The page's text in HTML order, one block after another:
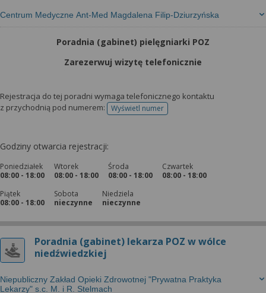
Centrum Medyczne Ant-Med Magdalena Filip-Dziurzyńska
Poradnia (gabinet) pielęgniarki POZ
Zarezerwuj wizytę telefonicznie
Rejestracja do tej poradni wymaga telefonicznego kontaktu
z przychodnią pod numerem:
Wyświetl numertelefonu do rejestracji
Godziny otwarcia rejestracji:
Poniedziałek
08:00 - 18:00
Wtorek
08:00 - 18:00
Środa
08:00 - 18:00
Czwartek
08:00 - 18:00
Piątek
08:00 - 18:00
Sobota
nieczynne
Niedziela
nieczynne
Poradnia (gabinet) lekarza POZ w wólce
niedźwiedzkiej
Niepubliczny Zakład Opieki Zdrowotnej "Prywatna Praktyka
Lekarzy" s.c. M. i R. Stelmach